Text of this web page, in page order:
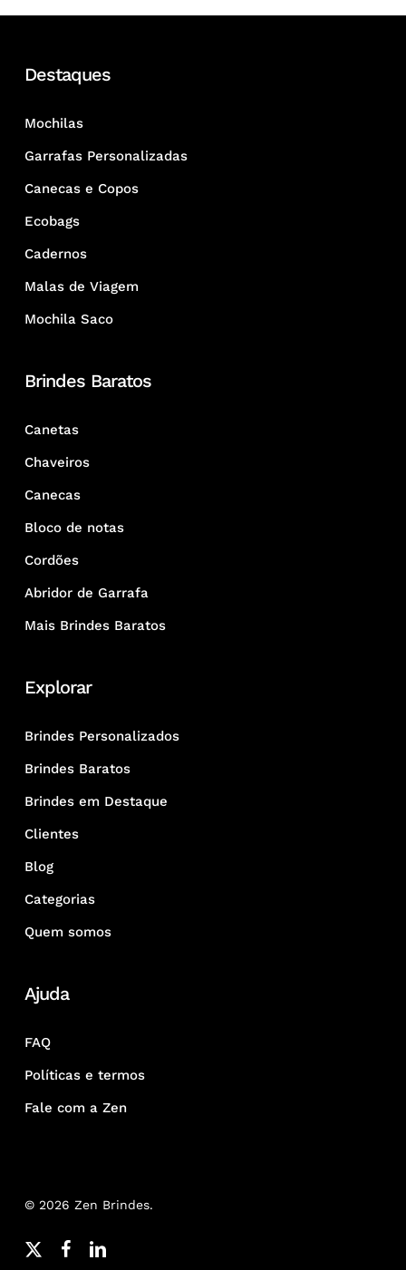
Destaques
Mochilas
Garrafas Personalizadas
Canecas e Copos
Ecobags
Cadernos
Malas de Viagem
Mochila Saco
Brindes Baratos
Canetas
Chaveiros
Canecas
Bloco de notas
Cordões
Abridor de Garrafa
Mais Brindes Baratos
Explorar
Brindes Personalizados
Brindes Baratos
Brindes em Destaque
Clientes
Blog
Categorias
Quem somos
Ajuda
FAQ
Políticas e termos
Fale com a Zen
© 2026 Zen Brindes.
x-
facebooklinkedin